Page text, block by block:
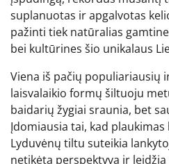
suplanuotas ir apgalvotas
pažinti tiek natūralias
bei kultūrines šio unikalaus
Viena iš pačių populiariausių
laisvalaikio formų šiltuoju
baidarių žygiai sraunia, bet
Įdomiausia tai, kad
Lyduvėnų tiltu suteikia
netikėtą perspektyvą ir